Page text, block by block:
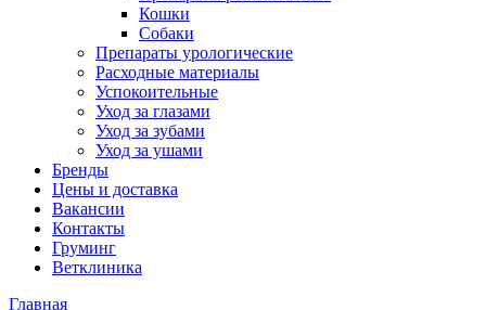
Кошки
Собаки
Препараты урологические
Расходные материалы
Успокоительные
Уход за глазами
Уход за зубами
Уход за ушами
Бренды
Цены и доставка
Вакансии
Контакты
Груминг
Ветклиника
Главная